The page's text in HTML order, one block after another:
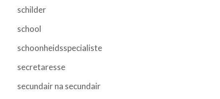
schilder
school
schoonheidsspecialiste
secretaresse
secundair na secundair